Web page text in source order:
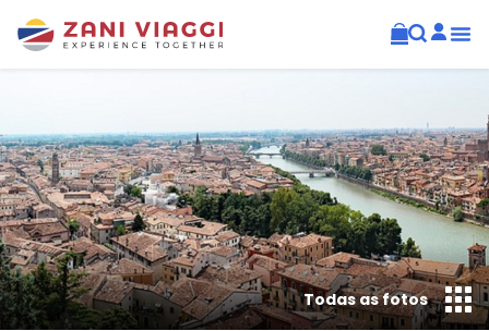
Todas as fotos